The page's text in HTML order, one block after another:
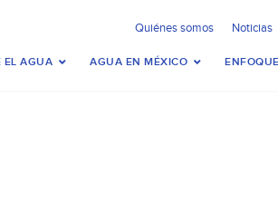
Quiénes somos Noticias
EL AGUA AGUA EN MÉXICO